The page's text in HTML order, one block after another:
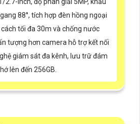
88°, tích hợp đèn hồng ngoại
tối đa 30m và chống nước
tượng hơn camera hỗ trợ kết nối
giám sát đa kênh, lưu trữ đám
lên đến 256GB.